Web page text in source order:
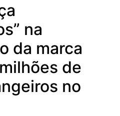
na
da marca
de
no